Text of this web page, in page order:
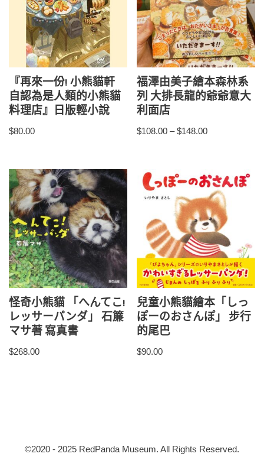
『再來一份! 小熊貓軒
自認為是人類的小熊貓
料理店』日版輕小說
$80.00
福澤由美子繪本森林系
列 大排長龍的爺爺意大
利面店
$108.00 – $148.00
怪奇小熊貓 「へんてこ!
レッサーパンダ」 石簾
マサ著 寫真書
$268.00
兒童小熊貓繪本「しっ
ぽーのおさんぽ」 步行
的尾巴
$90.00
©2020 - 2025 RedPanda Museum. All Rights Reserved.